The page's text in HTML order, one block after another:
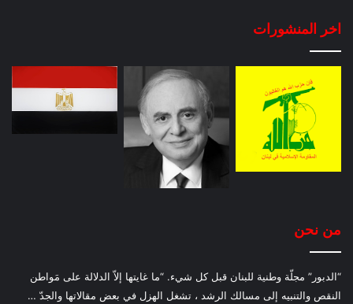
اخر المنشورات
من نحن
“الدبور” مجلّة وطنية للبنان قبل كل شيء. “ما غايتها إلاّ الدلالة على مَواطن
النقص والتنبيه إلى مسالك الرشد ، تشغل الهزل في بعض مقالاتها والجدّ …